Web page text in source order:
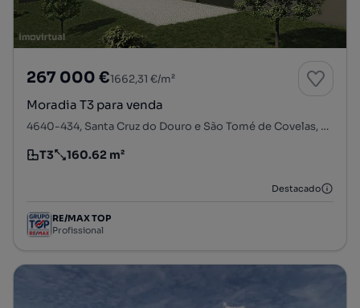
267 000 €1662,31 €/m²
Moradia T3 para venda
4640-434, Santa Cruz do Douro e São Tomé de Covelas, Baião, Porto
Tipologia
T3
Preço por metro quadrado
160.62 m²
Destacado
RE/MAX TOP
Profissional